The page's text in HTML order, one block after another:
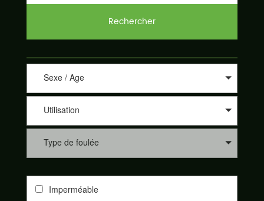
Rechercher
Sexe / Age
Utilisation
Type de foulée
Imperméable